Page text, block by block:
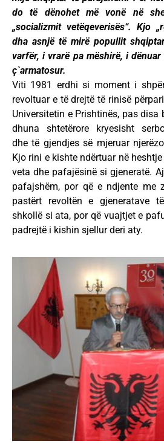
do të dënohet më vonë në
„socializmit vetëqeverisës“. Kjo
dha asnjë të mirë popullit
varfër, i vrarë pa mëshirë, i
ç`armatosur.
Viti 1981 erdhi si moment i
revoltuar e të drejtë të rinisë
Universitetin e Prishtinës, pas disa
dhuna shtetërore kryesisht
dhe të gjendjes së mjeruar
Kjo rini e kishte ndërtuar në
veta dhe pafajësinë si gjeneratë.
pafajshëm, por që e ndjente me
pastërt revoltën e gjeneratave
shkollë si ata, por që vuajtjet e
padrejtë i kishin sjellur deri aty.